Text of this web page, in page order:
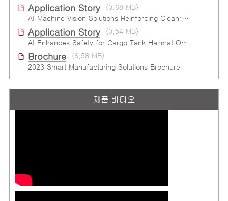
Application Story
(0.68 MB)
AI Machine Vision Solutions Reinforcing Cleanroom Entry Procedures
Application Story
(0.54 MB)
AI Enhances Safety for Cargo Tank Hazmat Oﬄoad at Semiconductor Factory
Brochure
(6.58 MB)
2023 Smart Manufacturing Solutions Brochure
제품 비디오